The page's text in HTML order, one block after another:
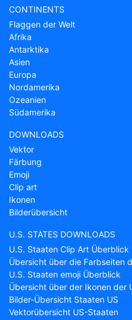
CONTINENTS
Flaggen der Welt
Afrika
Antarktika
Asien
Europa
Nordamerika
Ozeanien
Südamerika
DOWNLOADS
Vektor
Färbung
Emoji
Clip art
Ikonen
Bilderübersicht
U.S. STATES DOWNLOADS
U.S. Staaten Clip Art Überblick
Übersicht über die Farbseiten
U.S. Staaten emoji Überblick
Übersicht über der Ikonen der
Bilder-Übersicht Staaten US
Vektorübersicht US-Staaten